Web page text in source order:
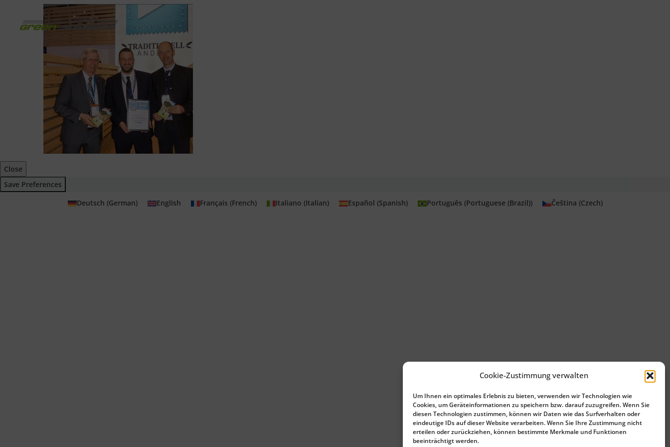
Cookie-Zustimmung verwalten
Um Ihnen ein optimales Erlebnis zu bieten, verwenden wir Technologien wie
Cookies, um Geräteinformationen zu speichern bzw. darauf zuzugreifen. Wenn Sie
diesen Technologien zustimmen, können wir Daten wie das Surfverhalten oder
eindeutige IDs auf dieser Website verarbeiten. Wenn Sie Ihre Zustimmung nicht
erteilen oder zurückziehen, können bestimmte Merkmale und Funktionen
beeinträchtigt werden.
Close
Save Preferences
Deutsch (German) English Français (French) Italiano (Italian) Español (Spanish) Português (Portuguese (Brazil)) Čeština (Czech)